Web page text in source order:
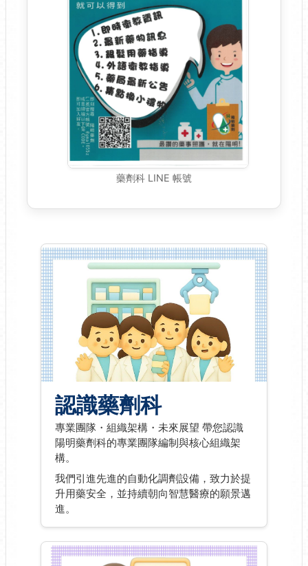
藥劑科 LINE 帳號
認識藥劑科
專業團隊・組織架構・未來展望 帶您認識
陽明藥劑科的專業團隊編制與核心組織架
構。
我們引進先進的自動化調劑設備，致力於提
升用藥安全，並持續朝向智慧醫療的願景邁
進。